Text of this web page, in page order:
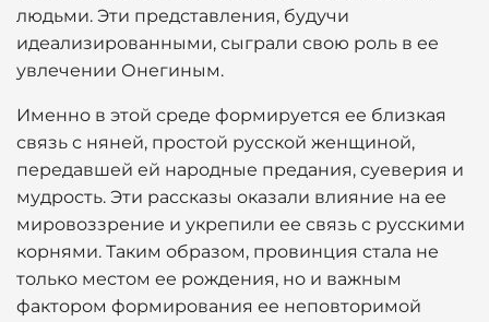
людьми. Эти представления, будучи
идеализированными, сыграли свою роль в ее
увлечении Онегиным.
Именно в этой среде формируется ее близкая
связь с няней, простой русской женщиной,
передавшей ей народные предания, суеверия и
мудрость. Эти рассказы оказали влияние на ее
мировоззрение и укрепили ее связь с русскими
корнями. Таким образом, провинция стала не
только местом ее рождения, но и важным
фактором формирования ее неповторимой